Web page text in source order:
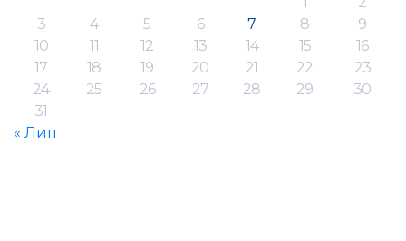
3
4 5 6 7 8
9
10
11 12 13 14 15
16
17
18 19 20 21 22
23
24
25 26 27 28 29
30
31
« Лип